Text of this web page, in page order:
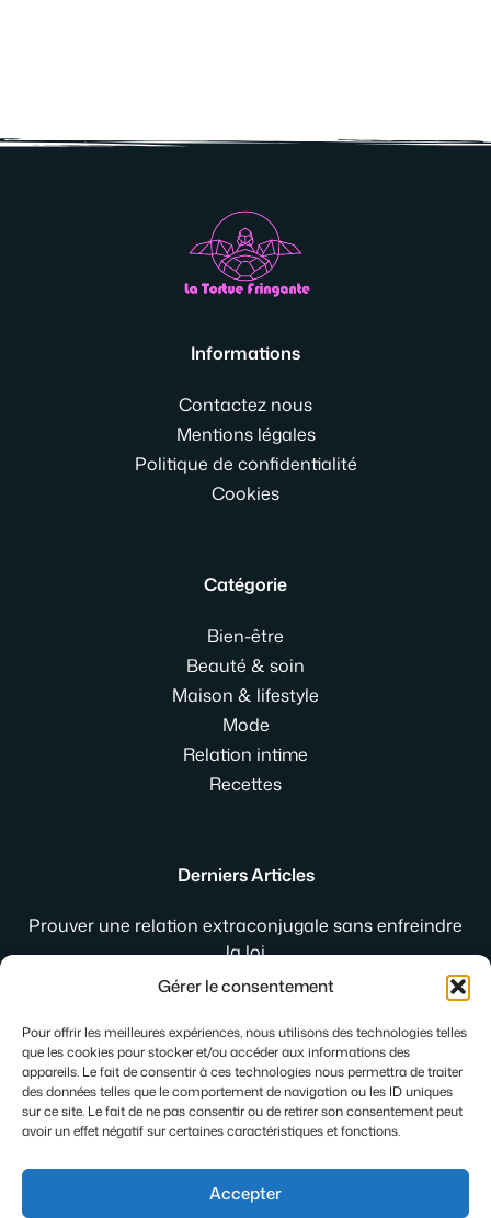
Gérer le consentement
Pour offrir les meilleures expériences, nous utilisons des technologies telles
que les cookies pour stocker et/ou accéder aux informations des
appareils. Le fait de consentir à ces technologies nous permettra de traiter
des données telles que le comportement de navigation ou les ID uniques
sur ce site. Le fait de ne pas consentir ou de retirer son consentement peut
avoir un effet négatif sur certaines caractéristiques et fonctions.
Accepter
Informations
Contactez nous
Mentions légales
Politique de confidentialité
Cookies
Catégorie
Bien-être
Beauté & soin
Maison & lifestyle
Mode
Relation intime
Recettes
Derniers Articles
Prouver une relation extraconjugale sans enfreindre
la loi
Jogging de ville femme : comment le porter avec style
Gleese : la plateforme qui réinvente les rencontres
intimes